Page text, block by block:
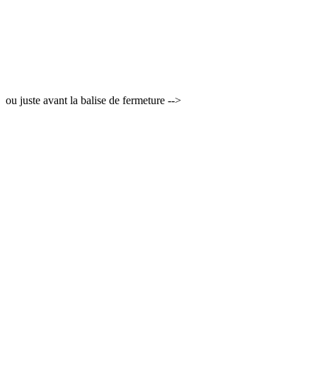
ou juste avant la balise de fermeture -->